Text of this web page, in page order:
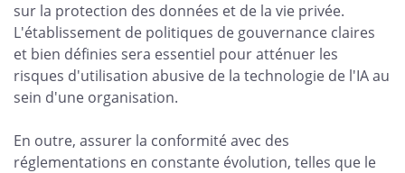
sur la protection des données et de la vie privée.
L'établissement de politiques de gouvernance claires
et bien définies sera essentiel pour atténuer les
risques d'utilisation abusive de la technologie de l'IA au
sein d'une organisation.
En outre, assurer la conformité avec des
réglementations en constante évolution, telles que le